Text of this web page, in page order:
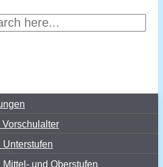
Vorschulalter
Unterstufen
Mittel- und Oberstufen